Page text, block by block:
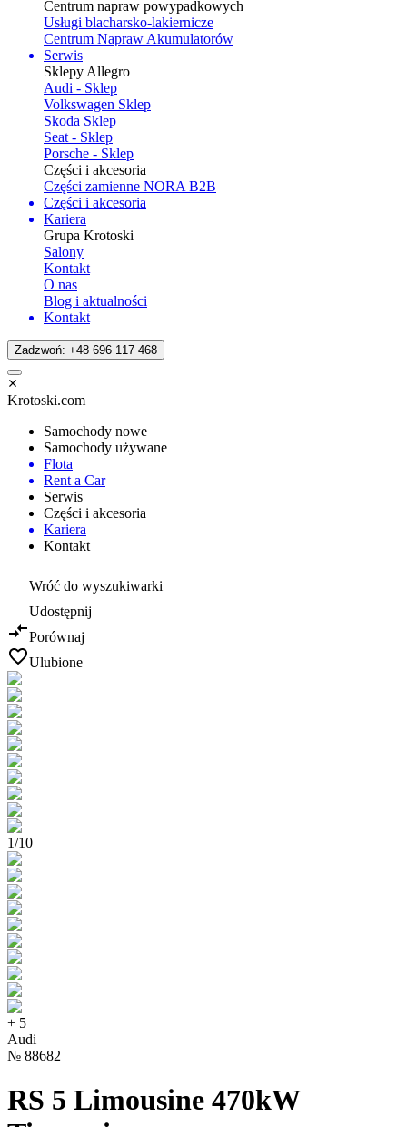
Centrum napraw powypadkowych
Usługi blacharsko-lakiernicze
Centrum Napraw Akumulatorów
Serwis
Sklepy Allegro
Audi - Sklep
Volkswagen Sklep
Skoda Sklep
Seat - Sklep
Porsche - Sklep
Części i akcesoria
Części zamienne NORA B2B
Części i akcesoria
Kariera
Grupa Krotoski
Salony
Kontakt
O nas
Blog i aktualności
Kontakt
Zadzwoń: +48 696 117 468
Krotoski.com
Samochody nowe
Samochody używane
Flota
Rent a Car
Serwis
Części i akcesoria
Kariera
Kontakt
Wróć do wyszukiwarki
Udostępnij
Porównaj
Ulubione
1/10
+ 5
Audi
№ 88682
RS 5 Limousine 470kW